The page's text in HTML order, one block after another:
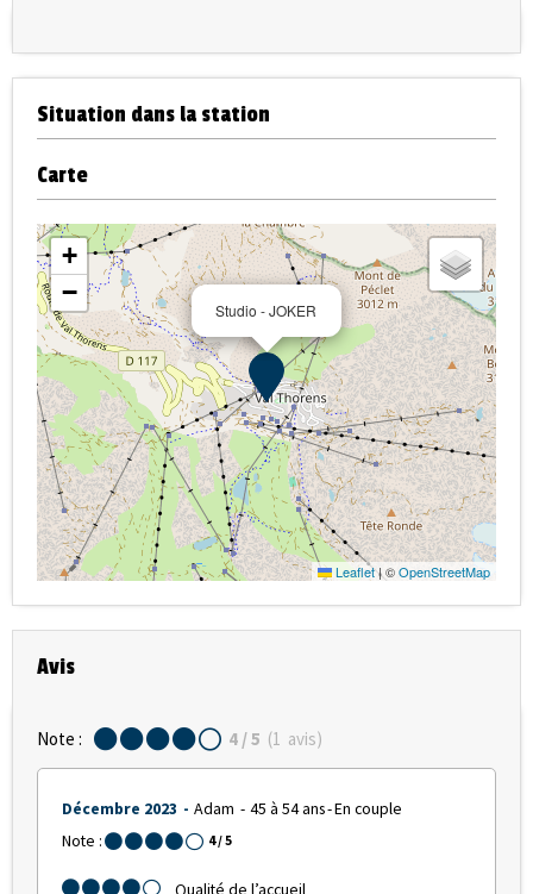
Situation dans la station
Carte
Studio - JOKER
+
−
Leaflet|©OpenStreetMap
Avis
Note : 4 / 5 (1 avis)
Décembre 2023 Adam 45 à 54 ans En couple
Note :
4 / 5
Qualité de l’accueil